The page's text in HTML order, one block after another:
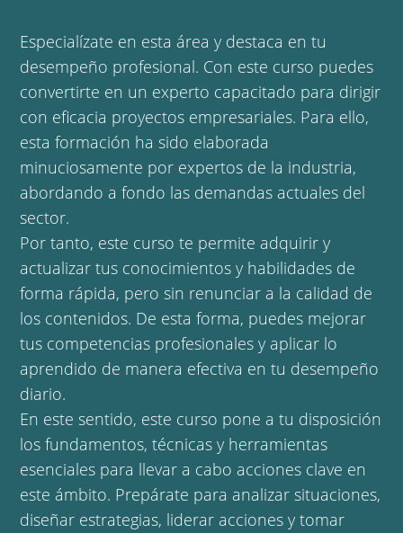
Especialízate en esta área y destaca en tu
desempeño profesional. Con este curso puedes
convertirte en un experto capacitado para dirigir
con eficacia proyectos empresariales. Para ello,
esta formación ha sido elaborada
minuciosamente por expertos de la industria,
abordando a fondo las demandas actuales del
sector.
Por tanto, este curso te permite adquirir y
actualizar tus conocimientos y habilidades de
forma rápida, pero sin renunciar a la calidad de
los contenidos. De esta forma, puedes mejorar
tus competencias profesionales y aplicar lo
aprendido de manera efectiva en tu desempeño
diario.
En este sentido, este curso pone a tu disposición
los fundamentos, técnicas y herramientas
esenciales para llevar a cabo acciones clave en
este ámbito. Prepárate para analizar situaciones,
diseñar estrategias, liderar acciones y tomar